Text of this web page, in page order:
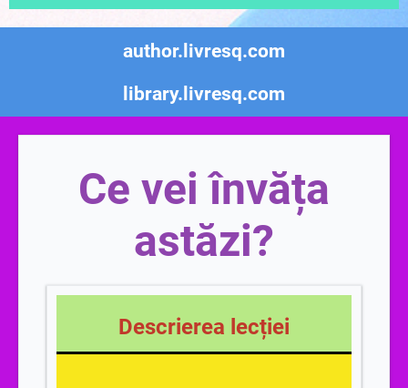
author.livresq.com
library.livresq.com
Ce vei învăța
astăzi?
Descrierea lecției